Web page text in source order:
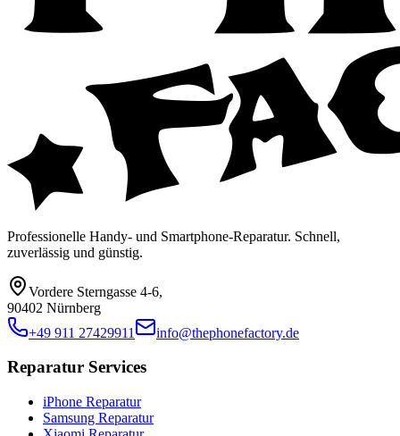
Professionelle Handy- und Smartphone-Reparatur. Schnell,
zuverlässig und günstig.
Vordere Sterngasse 4-6,
90402 Nürnberg
+49 911 27429911
info@thephonefactory.de
Reparatur Services
iPhone Reparatur
Samsung Reparatur